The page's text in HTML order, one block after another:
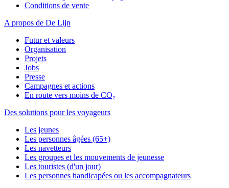
Conditions de vente
A propos de De Lijn
Futur et valeurs
Organisation
Projets
Jobs
Presse
Campagnes et actions
En route vers moins de CO₂
Des solutions pour les voyageurs
Les jeunes
Les personnes âgées (65+)
Les navetteurs
Les groupes et les mouvements de jeunesse
Les touristes (d'un jour)
Les personnes handicapées ou les accompagnateurs